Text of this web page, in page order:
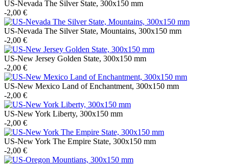
US-Nevada The Silver State, 300x150 mm
-2,00 €
US-Nevada The Silver State, Mountains, 300x150 mm
-2,00 €
US-New Jersey Golden State, 300x150 mm
-2,00 €
US-New Mexico Land of Enchantment, 300x150 mm
-2,00 €
US-New York Liberty, 300x150 mm
-2,00 €
US-New York The Empire State, 300x150 mm
-2,00 €